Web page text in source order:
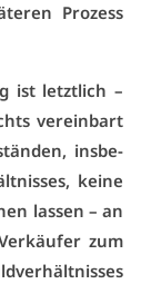
Pro­zess
ist letzt­lich –
ver­ein­bart
ins­be­
kei­ne
las­sen – an
zum